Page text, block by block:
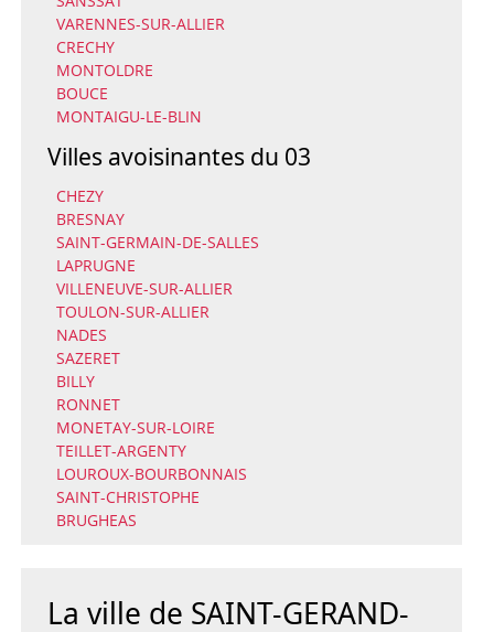
VARENNES-SUR-ALLIER
CRECHY
MONTOLDRE
BOUCE
MONTAIGU-LE-BLIN
Villes avoisinantes du 03
CHEZY
BRESNAY
SAINT-GERMAIN-DE-SALLES
LAPRUGNE
VILLENEUVE-SUR-ALLIER
TOULON-SUR-ALLIER
NADES
SAZERET
BILLY
RONNET
MONETAY-SUR-LOIRE
TEILLET-ARGENTY
LOUROUX-BOURBONNAIS
SAINT-CHRISTOPHE
BRUGHEAS
La ville de SAINT-GERAND-